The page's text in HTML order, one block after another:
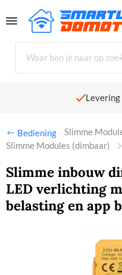
Bediening
Slimme
Slimme Modules (dimbaar)
Slimme inbouw
LED verlichting
belasting en app